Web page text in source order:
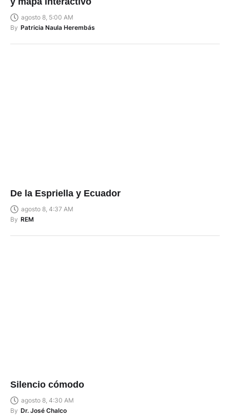
agosto 8, 5:00 AM
By Patricia Naula Herembás
De la Espriella y Ecuador
agosto 8, 4:37 AM
By REM
Silencio cómodo
agosto 8, 4:30 AM
By Dr. José Chalco